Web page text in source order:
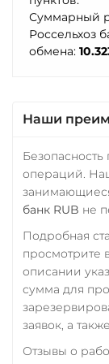
ERC20
SOL
POL
ARB
AVAXC
Tezos (XTZ)
THETA
Tornado
Tron (TRX)
TrueUSD
ERC20
TRUMP
Uniswap
СБП RUB
Тинькофф
Центр
Элкарт
Суммарный
Россельхоз
обмена:
Наши
операций.
банк RUB не
Подробная
описании
сумма для
заявок, а
Отзывы о